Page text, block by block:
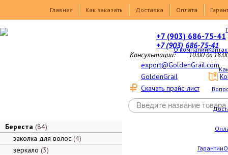
Главная
Как заказать Доставка Оплата
О компании
Гарантии
+7 (903) 686-75-41
+7 (903) 686-75-41
Консультации: 10:00 до
export@GoldenGrail.com
GoldenGrail
Скачать прайс-лист
Береста 84
заколка для волос 4
зеркало 3